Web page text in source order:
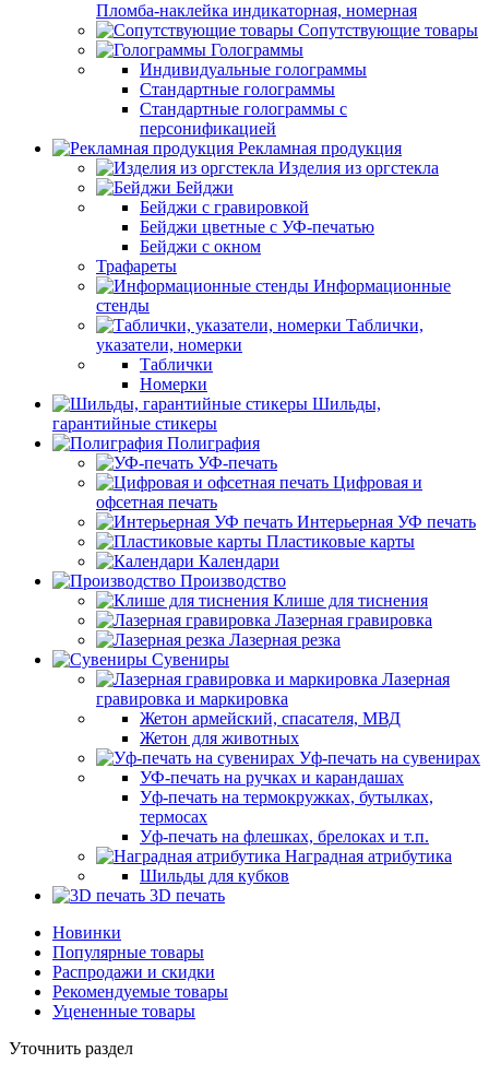
Пломба-наклейка индикаторная, номерная
Сопутствующие товары
Голограммы
Индивидуальные голограммы
Стандартные голограммы
Стандартные голограммы с
персонификацией
Рекламная продукция
Изделия из оргстекла
Бейджи
Бейджи с гравировкой
Бейджи цветные с УФ-печатью
Бейджи с окном
Трафареты
Информационные
стенды
Таблички,
указатели, номерки
Таблички
Номерки
Шильды,
гарантийные стикеры
Полиграфия
УФ-печать
Цифровая и
офсетная печать
Интерьерная УФ печать
Пластиковые карты
Календари
Производство
Клише для тиснения
Лазерная гравировка
Лазерная резка
Сувениры
Лазерная
гравировка и маркировка
Жетон армейский, спасателя, МВД
Жетон для животных
Уф-печать на сувенирах
УФ-печать на ручках и карандашах
Уф-печать на термокружках, бутылках,
термосах
Уф-печать на флешках, брелоках и т.п.
Наградная атрибутика
Шильды для кубков
3D печать
Новинки
Популярные товары
Распродажи и скидки
Рекомендуемые товары
Уцененные товары
Уточнить раздел